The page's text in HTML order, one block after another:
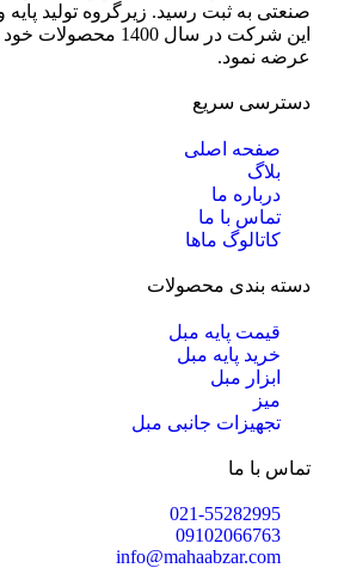
صنعتی به ثبت رسید. زیرگروه تولید پایه
این شرکت در سال 1400
عرضه نمود.
دسترسی سریع
صفحه اصلی
بلاگ
درباره ما
تماس با ما
کاتالوگ ماها
دسته بندی محصولات
قیمت پایه مبل
خرید پایه مبل
ابزار مبل
میز
تجهیزات جانبی مبل
تماس با ما
021-55282995
09102066763
info@mahaabzar.com